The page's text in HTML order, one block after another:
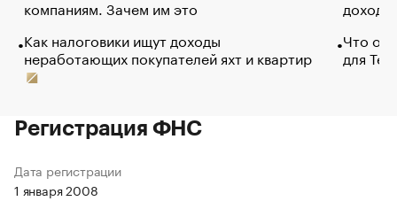
компаниям. Зачем им это
Как налоговики ищут доходы
неработающих покупателей яхт и квартир
Что
для
Регистрация ФНС
Дата регистрации
1 января 2008